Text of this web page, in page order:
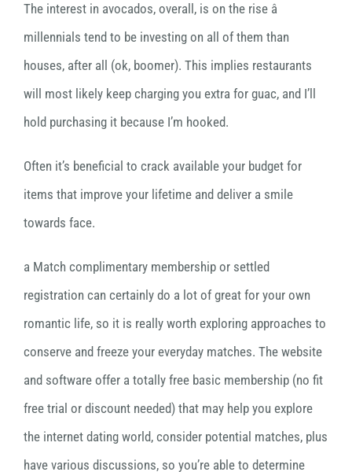
The interest in avocados, overall, is on the rise â
millennials tend to be investing on all of them than
houses, after all (ok, boomer). This implies restaurants
will most likely keep charging you extra for guac, and I’ll
hold purchasing it because I’m hooked.
Often it’s beneficial to crack available your budget for
items that improve your lifetime and deliver a smile
towards face.
a Match complimentary membership or settled
registration can certainly do a lot of great for your own
romantic life, so it is really worth exploring approaches to
conserve and freeze your everyday matches. The website
and software offer a totally free basic membership (no fit
free trial or discount needed) that may help you explore
the internet dating world, consider potential matches, plus
have various discussions, so you’re able to determine